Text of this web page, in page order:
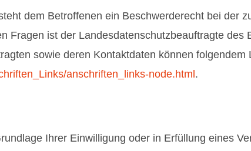
dem Betroffenen ein Beschwerderecht bei der
Fragen ist der Landesdatenschutzbeauftragte
sowie deren Kontaktdaten können folgendem
anschriften_links-node.html .
Ihrer Einwilligung oder in Erfüllung eines